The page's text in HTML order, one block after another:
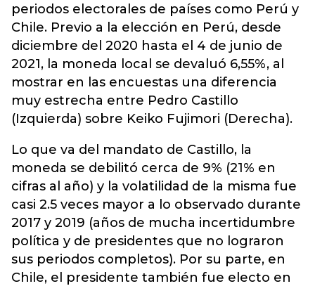
periodos electorales de países como Perú y
Chile. Previo a la elección en Perú, desde
diciembre del 2020 hasta el 4 de junio de
2021, la moneda local se devaluó 6,55%, al
mostrar en las encuestas una diferencia
muy estrecha entre Pedro Castillo
(Izquierda) sobre Keiko Fujimori (Derecha).
Lo que va del mandato de Castillo, la
moneda se debilitó cerca de 9% (21% en
cifras al año) y la volatilidad de la misma fue
casi 2.5 veces mayor a lo observado durante
2017 y 2019 (años de mucha incertidumbre
política y de presidentes que no lograron
sus periodos completos). Por su parte, en
Chile, el presidente también fue electo en